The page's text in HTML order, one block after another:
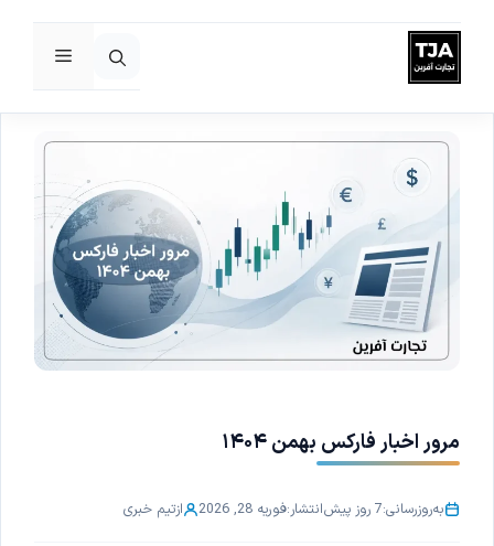
پرش
به
فهرست
مرور اخبار فارکس بهمن ۱۴۰۴
به‌روزرسانی:7 روز پیش انتشار:فوریه 28, 2026 ازتیم خبری